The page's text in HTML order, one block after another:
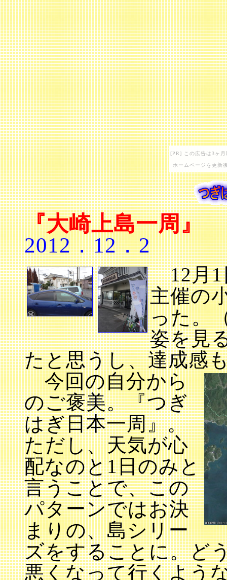
[PR] この広告は3ヶ
ホームページを更新
『大崎上島一周』
2012．12．2
12月
主催の
った。
姿を見
たと思うし、達成感
今回の自分から
のご褒美。『つぎ
はぎ日本一周』。
ただし、天気が心
配なのと1日のみと
言うことで、この
パターンではお決
まりの、島シリー
ズをすることに。ど
悪くなって行くよう